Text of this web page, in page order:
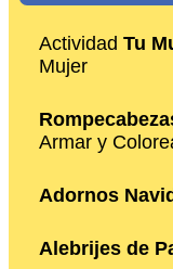
Actividad Tu
Mujer
Armar y
Adornos
Alebrijes de